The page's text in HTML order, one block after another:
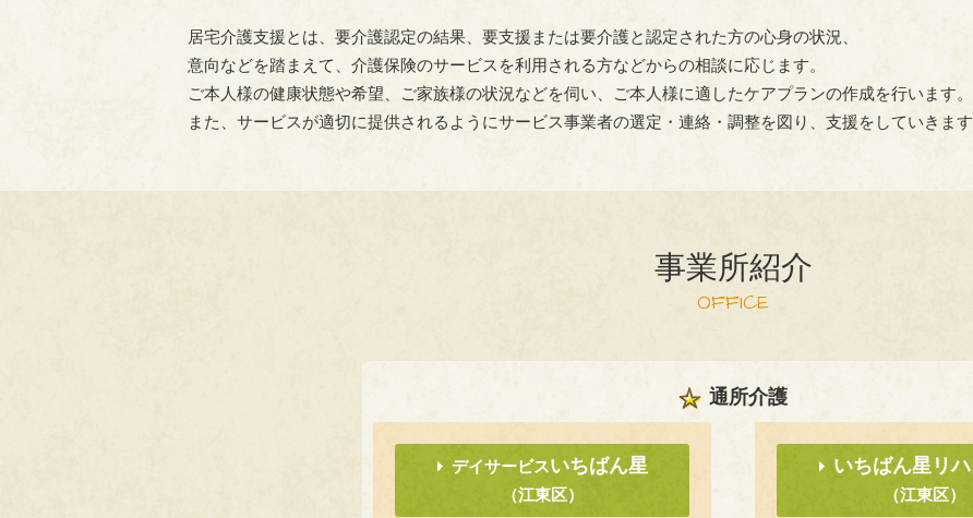
居宅介護支援とは、要介護認定の結果、要支援または要介護と認定された方の心身の状況、
意向などを踏まえて、介護保険のサービスを利用される方などからの相談に応じます。
ご本人様の健康状態や希望、ご家族様の状況などを伺い、ご本人様に適したケアプランの作成を行います。
また、サービスが適切に提供されるようにサービス事業者の選定・連絡・調整を図り、支援をしていきます
事業所紹介
OFFICE
通所介護
デイサービスいちばん星
（江東区）
いちばん星リ
（江東区）